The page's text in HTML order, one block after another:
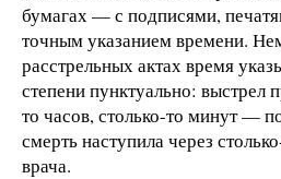
бумагах — с подписями,
точным указанием времени.
расстрельных актах время
степени пунктуально: выстрел
то часов, столько-то минут —
смерть наступила через
врача.